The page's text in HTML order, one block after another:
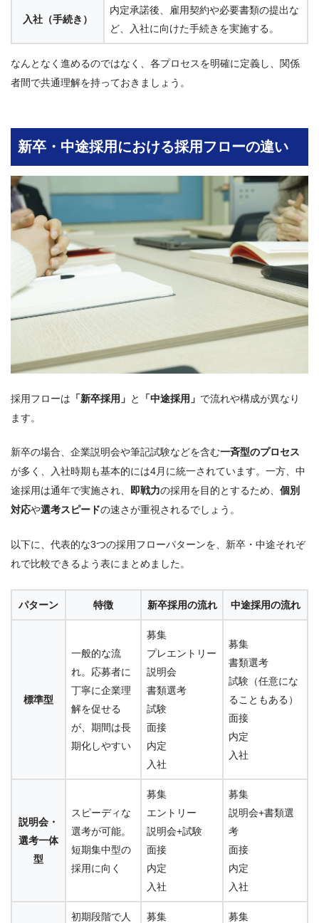
入社（手続き）
内定承諾後、雇用契約や必要書類の提出な
ど、入社に向けた手続きを実施する。
なんとなく進めるのではなく、各プロセスを明確に定義し、関係
者間で共通理解を持っておきましょう。
新卒・中途採用における採用フローの違い
採用フローは 「新卒採用」 と 「中途採用」 で流れや構成が異なり
ます。
新卒の場合、企業説明会や筆記試験などを含む一斉型のプロセス
が多く、入社時期も基本的には4月に統一されています。一方、中
途採用は通年で実施され、 即戦力の採用を目的とするため、 個別
対応や選考スピードの速さが重視されるでしょう。
以下に、代表的な3つの採用フローパターンを、新卒・中途それぞ
れで比較できるよう表にまとめました。
パターン 特徴 新卒採用の流れ 中途採用の流れ
標準型
一般的な流
れ。応募者に
丁寧に企業理
解を促せる
が、期間は長
期化しやすい
募集
プレエントリー
説明会
書類選考
試験
面接
内定
入社
募集
書類選考
試験（任意にな
ることもある）
面接
内定
入社
説明会・
選考一体
型
スピーディな
選考が可能。
短期集中型の
採用に向く
募集
エントリー
説明会+試験
面接
内定
入社
募集
説明会+書類選
考
面接
内定
入社
初期段階で人
募集
募集